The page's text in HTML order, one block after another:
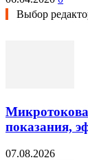
Выбор
показания,
07.08.2026